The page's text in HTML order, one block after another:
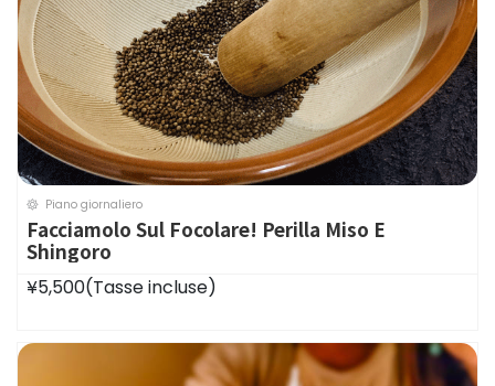
Piano giornaliero
Facciamolo Sul Focolare! Perilla Miso E
Shingoro
¥5,500(Tasse incluse)